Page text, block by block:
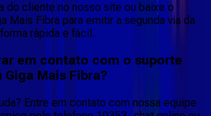
do cliente no nosso site ou baixe o
Mais Fibra para emitir a segunda via da
rápida e fácil.
em contato com o suporte
Mais Fibra?
Entre em contato com nossa equipe